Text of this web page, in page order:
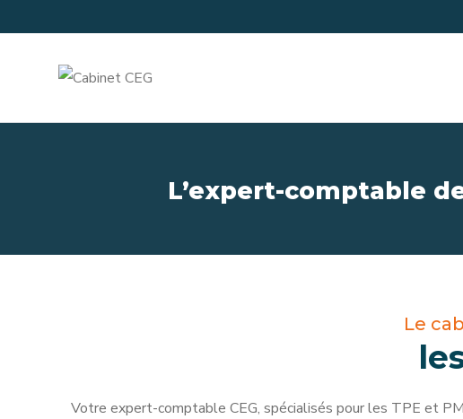
L’expert-comptable
Le
Votre expert-comptable CEG, spécialisés pour les TPE et